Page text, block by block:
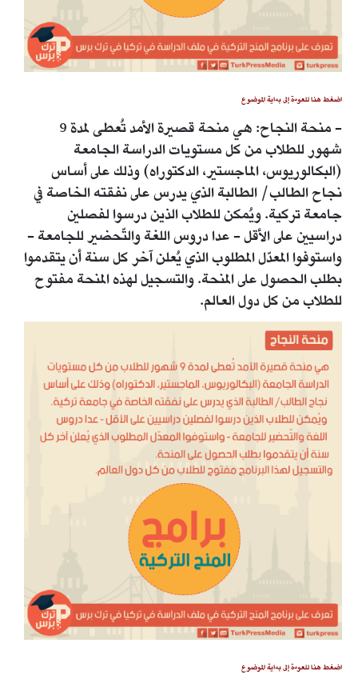
اضغط هنا للعودة إلى بداية الموضوع
- منحة النجاح: هي منحة قصيرة الأمد تُعطى لمدة 9
شهور للطلاب من كل مستويات الدراسة الجامعة
(البكالوريوس، الماجستير، الدكتوراه) وذلك على أساس
نجاح الطالب/ الطالبة الذي يدرس على نفقته الخاصة في
جامعة تركية. ويُمكن للطلاب الذين درسوا لفصلين
دراسيين على الأقل - عدا دروس اللغة والتّحضير للجامعة -
واستوفوا المعدّل المطلوب الذي يُعلن آخر كل سنة أن يتقدموا
بطلب الحصول على المنحة. والتسجيل لهذه المنحة مفتوح
للطلاب من كل دول العالم.
اضغط هنا للعودة إلى بداية الموضوع